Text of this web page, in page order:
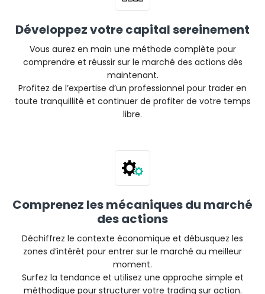
Développez votre capital sereinement
Vous aurez en main une méthode complète pour
comprendre et réussir sur le marché des actions dès
maintenant.
Profitez de l’expertise d’un professionnel pour trader en
toute tranquillité et continuer de profiter de votre temps
libre.
Comprenez les mécaniques du marché
des actions
Déchiffrez le contexte économique et débusquez les
zones d’intérêt pour entrer sur le marché au meilleur
moment.
Surfez la tendance et utilisez une approche simple et
méthodique pour structurer votre trading sur action.